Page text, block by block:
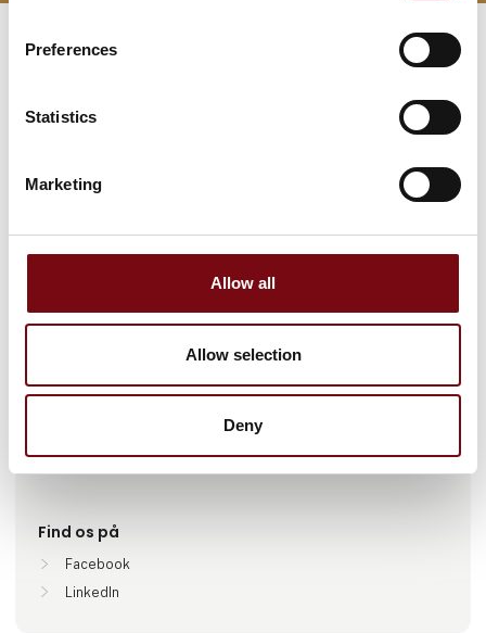
Preferences
Statistics
Marketing
Allow all
Allow selection
Deny
Gå til hjemmeside
Find os på
Facebook
LinkedIn